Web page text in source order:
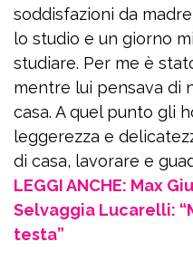
soddisfazioni da
lo studio e un giorno
studiare. Per me è
mentre lui pensava di
casa. A quel punto gli
leggerezza e
di casa, lavorare e
LEGGI ANCHE: Max
Selvaggia Lucarelli:
testa”